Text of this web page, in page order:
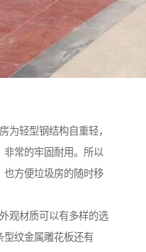
为轻型钢结构自重轻，
非常的牢固耐用。所以
也方便垃圾房的随时移
观材质可以有多样的选
型纹金属雕花板还有